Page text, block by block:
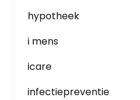
hypotheek
i mens
icare
infectiepreventie